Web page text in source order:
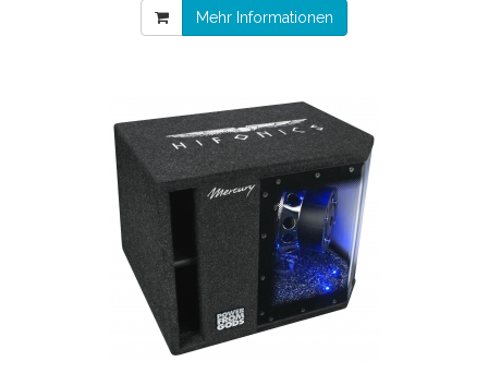
Mehr Informationen